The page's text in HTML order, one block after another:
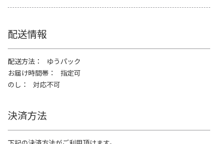
配送情報
配送方法
ゆうパック
お届け時間帯
指定可
のし
対応不可
決済方法